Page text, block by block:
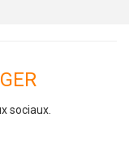
sociaux.